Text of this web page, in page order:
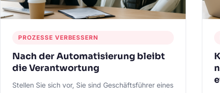
PROZESSE VERBESSERN
Nach der Automatisierung bleibt
die Verantwortung
Stellen Sie sich vor, Sie sind Geschäftsführer eines